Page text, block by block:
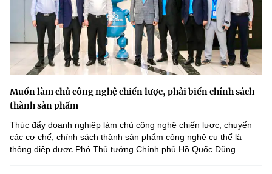
Muốn làm chủ công nghệ chiến lược, phải biến chính sách
thành sản phẩm
Thúc đẩy doanh nghiệp làm chủ công nghệ chiến lược, chuyển
các cơ chế, chính sách thành sản phẩm công nghệ cụ thể là
thông điệp được Phó Thủ tướng Chính phủ Hồ Quốc Dũng...